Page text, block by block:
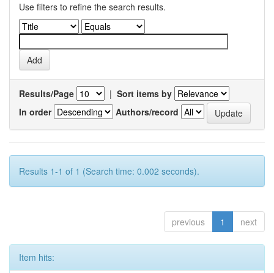
Use filters to refine the search results.
Results/Page | Sort items by
In order
Authors/record
Results 1-1 of 1 (Search time: 0.002 seconds).
previous 1 next
Item hits: